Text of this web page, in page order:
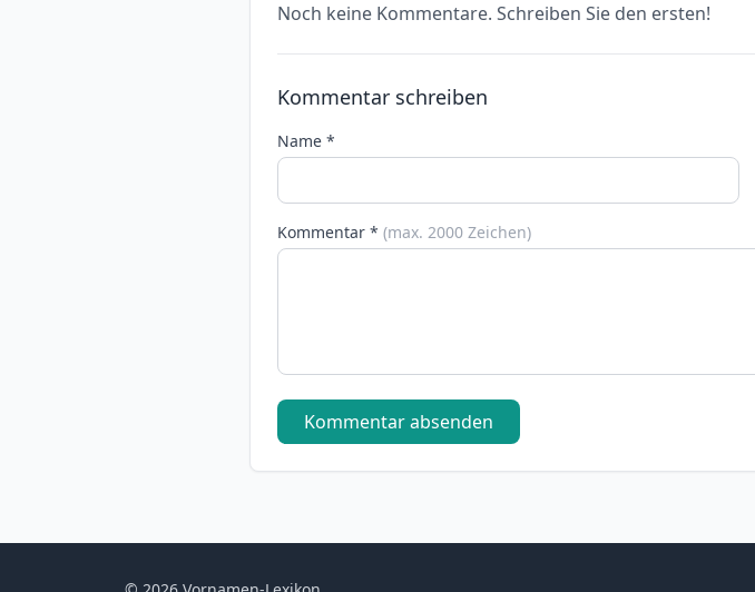
Noch keine Kommentare. Schreiben Sie den ersten!
Kommentar schreiben
Name *
Kommentar * (max. 2000 Zeichen)
Kommentar absenden